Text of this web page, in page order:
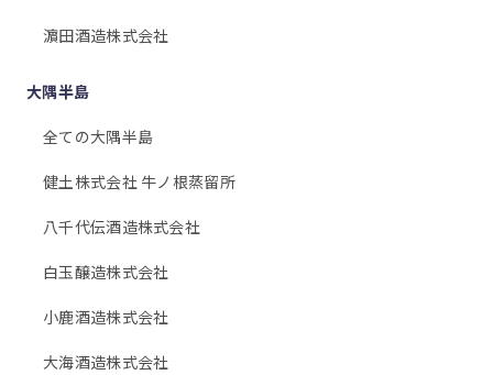
濵田酒造株式会社
大隅半島
全ての大隅半島
健土株式会社 牛ノ根蒸留所
八千代伝酒造株式会社
白玉醸造株式会社
小鹿酒造株式会社
大海酒造株式会社